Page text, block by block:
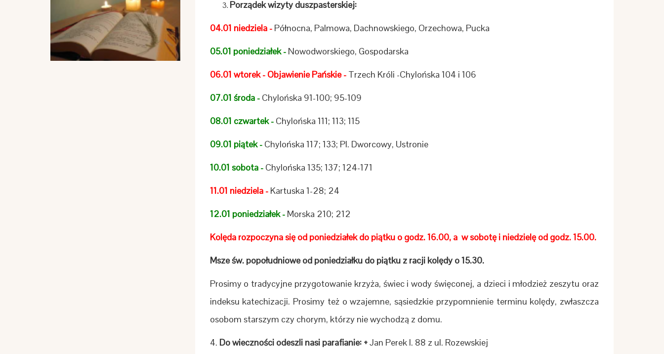
Porządek wizyty duszpasterskiej:
04.01 niedziela - Północna, Palmowa, Dachnowskiego, Orzechowa, Pucka
05.01 poniedziałek - Nowodworskiego, Gospodarska
06.01 wtorek - Objawienie Pańskie -Trzech Króli -Chylońska 104 i 106
07.01 środa -Chylońska 91-100; 95-109
08.01 czwartek -Chylońska 111; 113; 115
09.01 piątek -Chylońska 117; 133; Pl. Dworcowy, Ustronie
10.01 sobota - Chylońska 135; 137; 124-171
11.01 niedziela -Kartuska 1-28; 24
12.01 poniedziałek - Morska 210; 212
Kolęda rozpoczyna się od poniedziałek do piątku o godz. 16.00, a w sobotę i niedzielę od godz. 15.00.
Msze św. popołudniowe od poniedziałku do piątku z racji kolędy o 15.30.
Prosimy o tradycyjne przygotowanie krzyża, świec i wody święconej, a dzieci i młodzież zeszytu oraz
indeksu katechizacji. Prosimy też o wzajemne, sąsiedzkie przypomnienie terminu kolędy, zwłaszcza
osobom starszym czy chorym, którzy nie wychodzą z domu.
4. Do wieczności odeszli nasi parafianie: +Jan Perek l. 88 z ul. Rozewskiej